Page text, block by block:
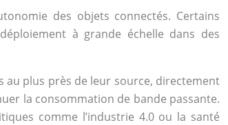
des objets connectés. Certains
à grande échelle dans des
au plus près de leur source, directement
la consommation de bande passante.
comme l’industrie 4.0 ou la santé